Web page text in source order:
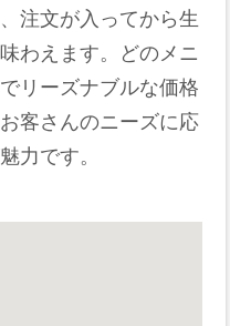
、注文が入ってから生
わえます。どのメニ
リーズナブルな価格
客さんのニーズに応
力です。